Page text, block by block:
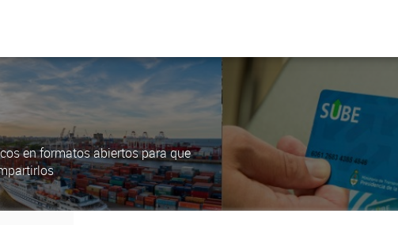
en formatos abiertos para que